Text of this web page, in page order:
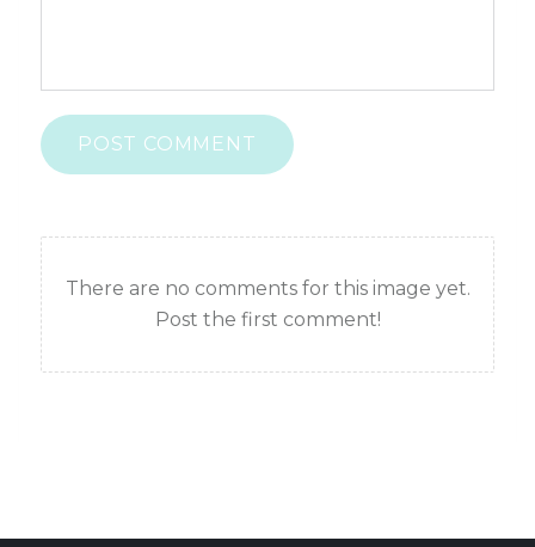
POST COMMENT
There are no comments for this image yet.
Post the first comment!